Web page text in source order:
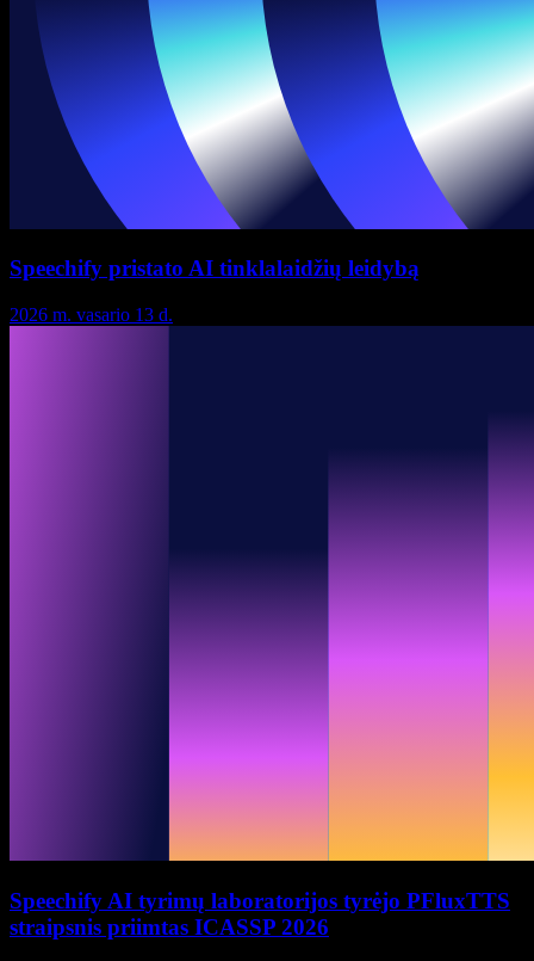
Speechify pristato AI tinklalaidžių leidybą
2026 m. vasario 13 d.
Speechify AI tyrimų laboratorijos tyrėjo PFluxTTS
straipsnis priimtas ICASSP 2026